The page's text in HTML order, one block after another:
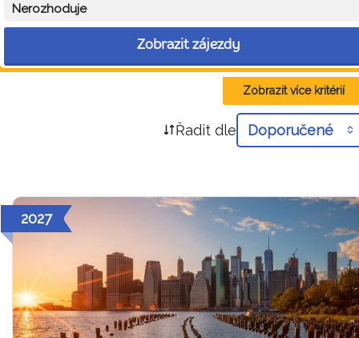
Nerozhoduje
Zobrazit zájezdy
Zobrazit více kritérií
Řadit dle Doporučené
2027